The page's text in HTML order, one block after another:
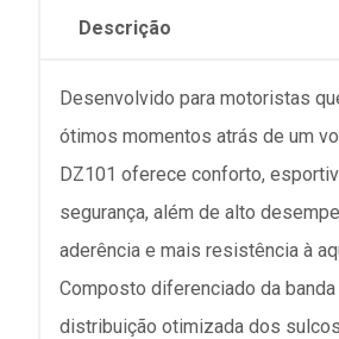
Descrição
Desenvolvido para motoristas
ótimos momentos atrás de um
DZ101 oferece conforto,
segurança, além de alto
aderência e mais resistência à
Composto diferenciado da
distribuição otimizada dos